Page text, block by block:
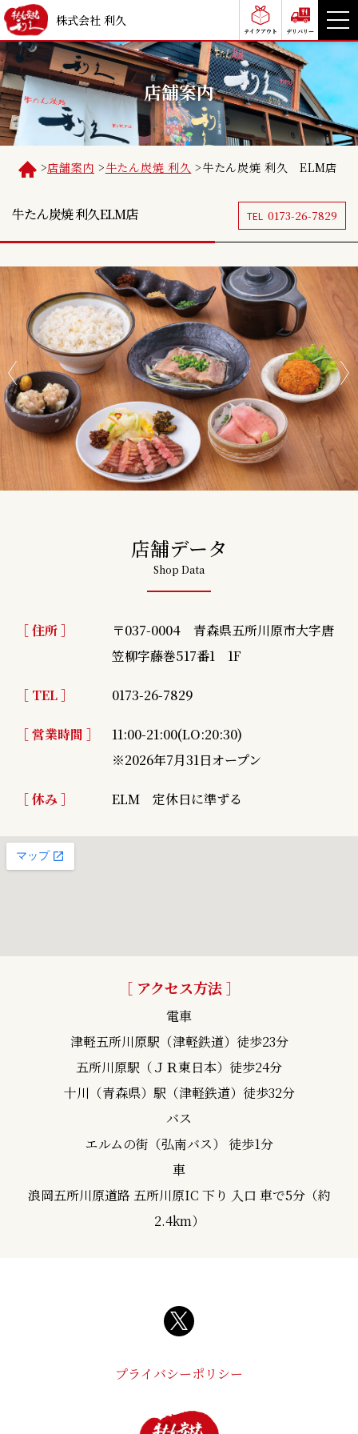
株式会社 利久
テイクアウト デリバリー
店舗案内
>店舗案内 >牛たん炭焼 利久 >牛たん炭焼 利久 ELM店
牛たん炭焼 利久ELM店 TEL 0173-26-7829
店舗データ
Shop Data
［ 住所 ］
〒037-0004 青森県五所川原市大字唐
笠柳字藤巻517番1 1F
［ TEL ］ 0173-26-7829
［ 営業時間 ］
11:00-21:00(LO:20:30)
※2026年7月31日オープン
［ 休み ］ ELM 定休日に準ずる
［ アクセス方法 ］
電車
津軽五所川原駅（津軽鉄道）徒歩23分
五所川原駅（ＪＲ東日本）徒歩24分
十川（青森県）駅（津軽鉄道）徒歩32分
バス
エルムの街（弘南バス） 徒歩1分
車
浪岡五所川原道路 五所川原IC 下り 入口 車で5分（約
2.4km）
プライバシーポリシー